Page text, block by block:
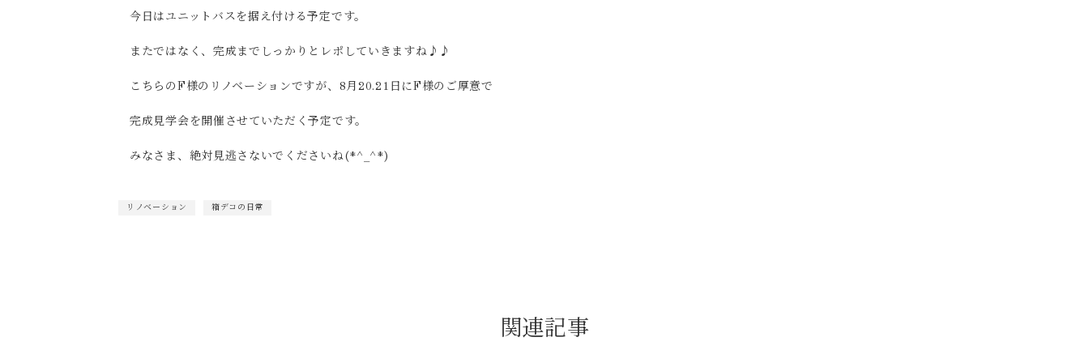
今日はユニットバスを据え付ける予定です。
またではなく、完成までしっかりとレポしていきますね♪♪
こちらのF様のリノベーションですが、8月20.21日にF様のご厚意で
完成見学会を開催させていただく予定です。
みなさま、絶対見逃さないでくださいね(*^_^*)
リノベーション 箱デコの日常
関連記事